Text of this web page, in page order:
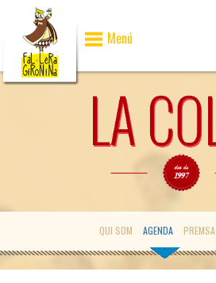
Menú
QUI SOM AGENDA PREMSA